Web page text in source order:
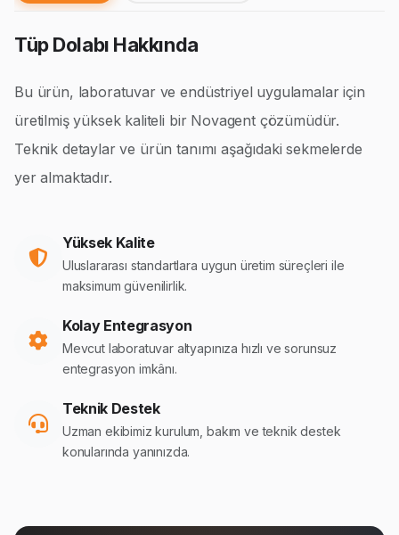
Tüp Dolabı Hakkında
Bu ürün, laboratuvar ve endüstriyel uygulamalar için
üretilmiş yüksek kaliteli bir Novagent çözümüdür.
Teknik detaylar ve ürün tanımı aşağıdaki sekmelerde
yer almaktadır.
Yüksek Kalite
Uluslararası standartlara uygun üretim süreçleri ile
maksimum güvenilirlik.
Kolay Entegrasyon
Mevcut laboratuvar altyapınıza hızlı ve sorunsuz
entegrasyon imkânı.
Teknik Destek
Uzman ekibimiz kurulum, bakım ve teknik destek
konularında yanınızda.